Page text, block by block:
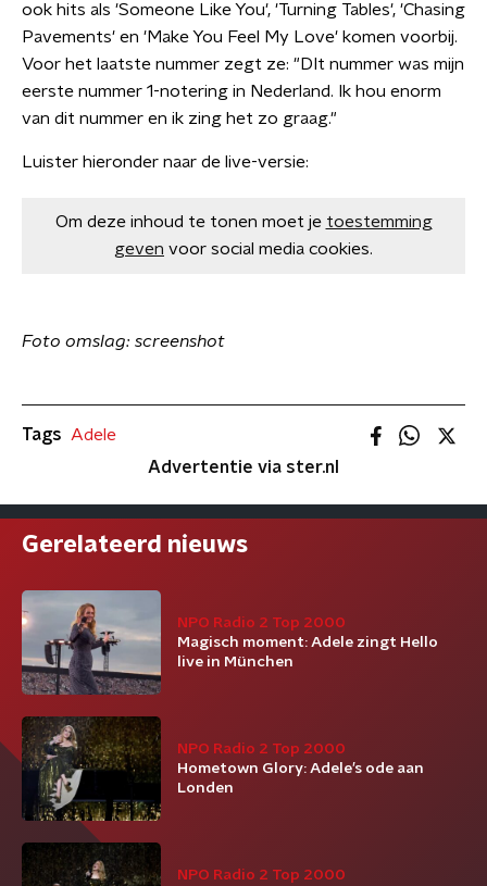
ook hits als 'Someone Like You', 'Turning Tables', 'Chasing
Pavements' en 'Make You Feel My Love' komen voorbij.
Voor het laatste nummer zegt ze: "DIt nummer was mijn
eerste nummer 1-notering in Nederland. Ik hou enorm
van dit nummer en ik zing het zo graag."
Luister hieronder naar de live-versie:
Om deze inhoud te tonen moet je toestemming
geven voor social media cookies.
Foto omslag: screenshot
Tags
Adele
Advertentie via ster.nl
Gerelateerd nieuws
NPO Radio 2 Top 2000
Magisch moment: Adele zingt Hello
live in München
NPO Radio 2 Top 2000
Hometown Glory: Adele’s ode aan
Londen
NPO Radio 2 Top 2000